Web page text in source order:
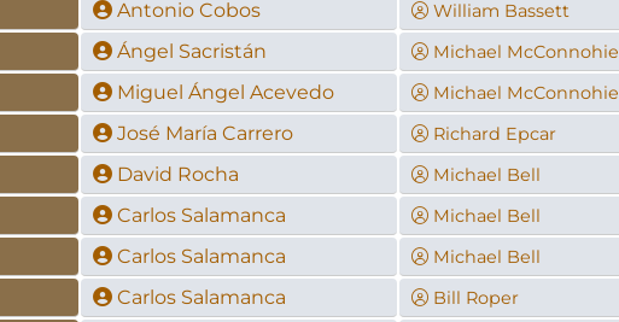
Antonio Cobos William Bassett
Ángel Sacristán Michael McConnohie
Miguel Ángel Acevedo Michael McConnohie
José María Carrero Richard Epcar
David Rocha Michael Bell
Carlos Salamanca Michael Bell
Carlos Salamanca Michael Bell
Carlos Salamanca Bill Roper